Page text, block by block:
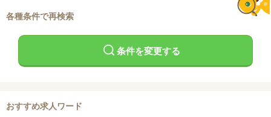
各種条件で再検索
条件を変更する
おすすめ求人ワード